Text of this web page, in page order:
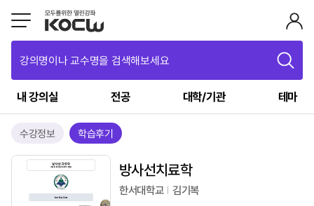
강의명이나 교수명을 검색해보세요
내 강의실 전공 대학/기관 테마
수강정보 학습후기
방사선치료학
한서대학교 김기복